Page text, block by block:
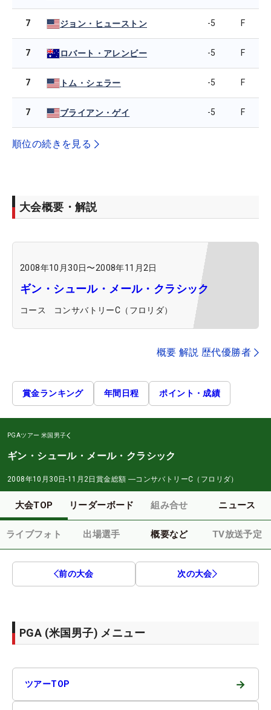
7 ジョン・ヒューストン -5 F
7 ロバート・アレンビー -5 F
7 トム・シェラー -5 F
7 ブライアン・ゲイ -5 F
順位の続きを見る
大会概要・解説
2008年10月30日〜2008年11月2日
ギン・シュール・メール・クラシック
コース コンサバトリーC（フロリダ）
概要 解説 歴代優勝者
賞金ランキング 年間日程 ポイント・成績
PGAツアー 米国男子
ギン・シュール・メール・クラシック
2008年10月30日-11月2日 賞金総額 ―コンサバトリーC（フロリダ）
大会TOP リーダーボード 組み合せ ニュース
ライブフォト 出場選手 概要など TV放送予定
前の大会 次の大会
PGA (米国男子) メニュー
ツアーTOP →